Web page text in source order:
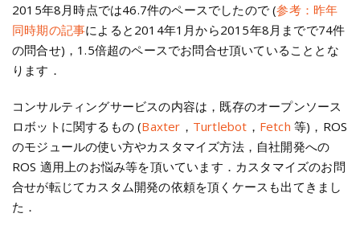
2015年8月時点では46.7件のペースでしたので (参考：昨年
同時期の記事によると2014年1月から2015年8月までで74件
の問合せ)，1.5倍超のペースでお問合せ頂いていることとな
ります．
コンサルティングサービスの内容は，既存のオープンソース
ロボットに関するもの (Baxter ， Turtlebot ， Fetch 等)，ROS
のモジュールの使い方やカスタマイズ方法，自社開発への
ROS 適用上のお悩み等を頂いています．カスタマイズのお問
合せが転じてカスタム開発の依頼を頂くケースも出てきまし
た．